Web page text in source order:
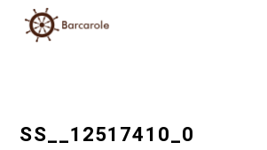
SS__12517410_0